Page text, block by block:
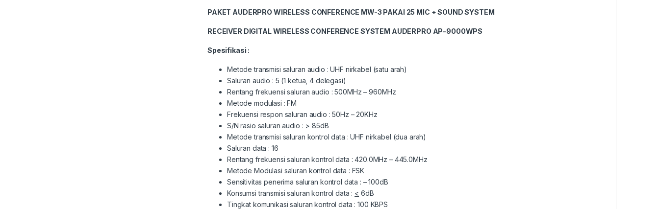
PAKET AUDERPRO WIRELESS CONFERENCE MW-3 PAKAI 25 MIC + SOUND SYSTEM
RECEIVER DIGITAL WIRELESS CONFERENCE SYSTEM AUDERPRO AP-9000WPS
Spesifikasi :
Metode transmisi saluran audio : UHF nirkabel (satu arah)
Saluran audio : 5 (1 ketua, 4 delegasi)
Rentang frekuensi saluran audio : 500MHz – 960MHz
Metode modulasi : FM
Frekuensi respon saluran audio : 50Hz – 20KHz
S/N rasio saluran audio : > 85dB
Metode transmisi saluran kontrol data : UHF nirkabel (dua arah)
Saluran data : 16
Rentang frekuensi saluran kontrol data : 420.0MHz – 445.0MHz
Metode Modulasi saluran kontrol data : FSK
Sensitivitas penerima saluran kontrol data : – 100dB
Konsumsi transmisi saluran kontrol data : < 6dB
Tingkat komunikasi saluran kontrol data : 100 KBPS